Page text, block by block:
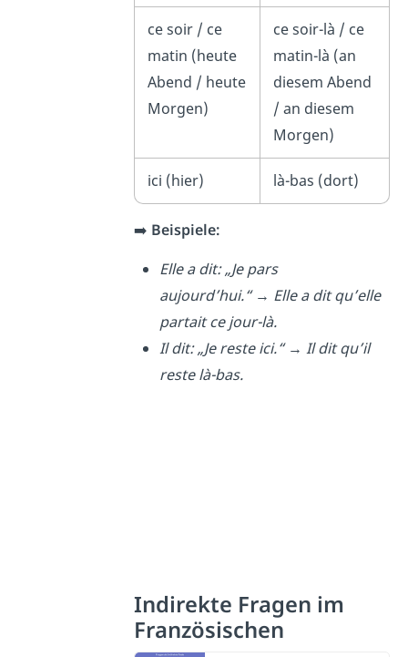
ce soir / ce
matin (heute
Abend / heute
Morgen)
ce soir-là / ce
matin-là (an
diesem Abend
/ an diesem
Morgen)
ici (hier) là-bas (dort)
➡️ Beispiele:
Elle a dit: „Je pars
aujourd’hui.“→ Elle a dit qu’elle
partait ce jour-là.
Il dit: „Je reste ici.“→ Il dit qu’il
reste là-bas.
Indirekte Fragen im
Französischen